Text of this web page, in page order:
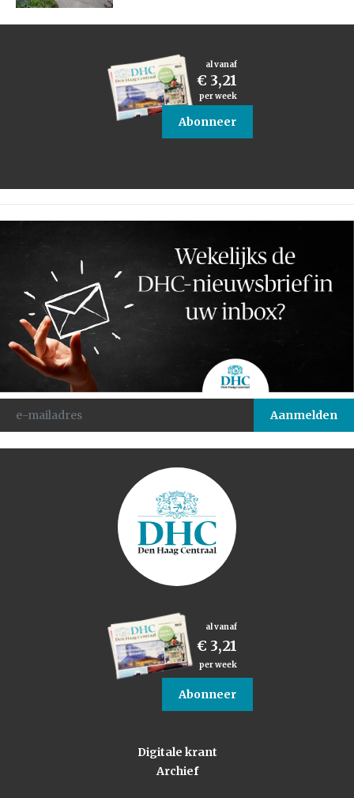
al vanaf
€ 3,21
per week
Abonneer
al vanaf
€ 3,21
per week
Abonneer
Digitale krant
Archief